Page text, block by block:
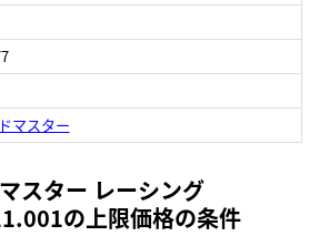
マスター
スター レーシング
の上限価格の条件